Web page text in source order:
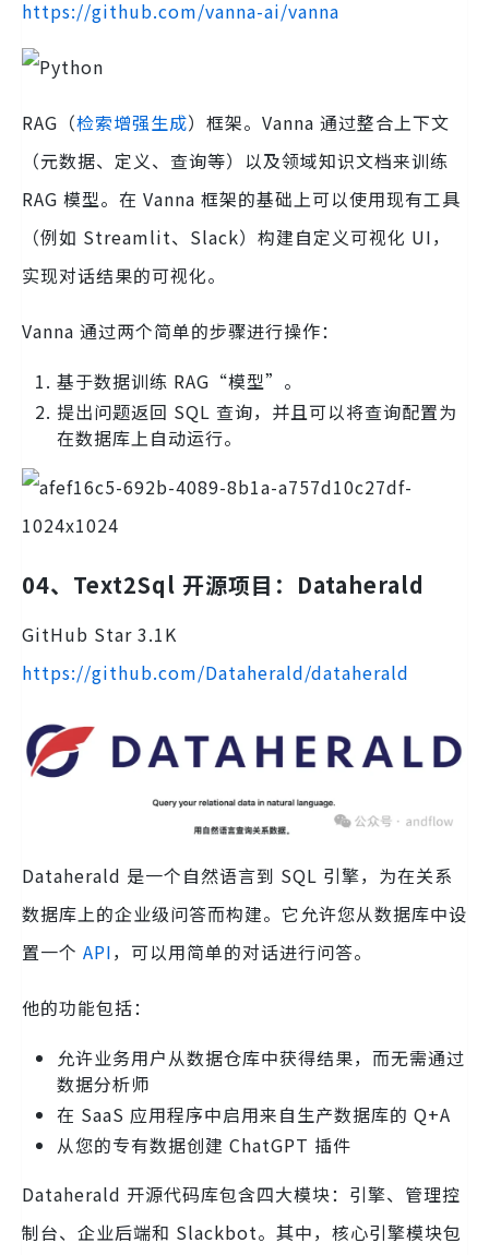
https://github.com/vanna-ai/vanna
RAG（检索增强生成）框架。Vanna 通过整合上下文
（元数据、定义、查询等）以及领域知识文档来训练
RAG 模型。在 Vanna 框架的基础上可以使用现有工具
（例如 Streamlit、Slack）构建自定义可视化 UI，
实现对话结果的可视化。
Vanna 通过两个简单的步骤进行操作：
基于数据训练 RAG“模型”。
提出问题返回 SQL 查询，并且可以将查询配置为
在数据库上自动运行。
04、Text2Sql 开源项目：Dataherald
GitHub Star 3.1K
https://github.com/Dataherald/dataherald
Dataherald 是一个自然语言到 SQL 引擎，为在关系
数据库上的企业级问答而构建。它允许您从数据库中设
置一个 API，可以用简单的对话进行问答。
他的功能包括：
允许业务用户从数据仓库中获得结果，而无需通过
数据分析师
在 SaaS 应用程序中启用来自生产数据库的 Q+A
从您的专有数据创建 ChatGPT 插件
Dataherald 开源代码库包含四大模块：引擎、管理控
制台、企业后端和 Slackbot。其中，核心引擎模块包